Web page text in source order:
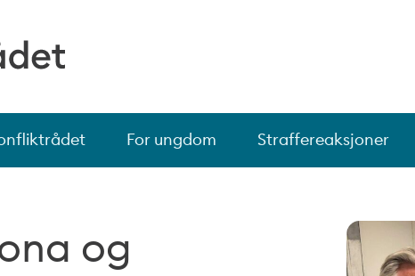
For ungdom Straffereaksjoner
og